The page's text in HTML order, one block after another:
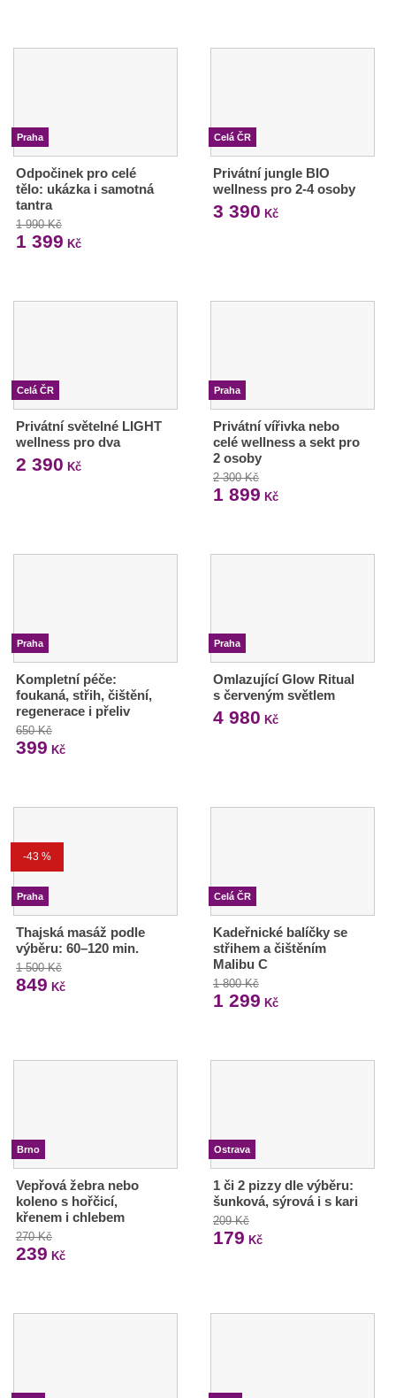
Praha
Odpočinek pro celé
tělo: ukázka i samotná
tantra
1 990 Kč
1 399 Kč
Celá ČR
Privátní jungle BIO
wellness pro 2-4 osoby
3 390 Kč
Celá ČR
Privátní světelné LIGHT
wellness pro dva
2 390 Kč
Praha
Privátní vířivka nebo
celé wellness a sekt pro
2 osoby
2 300 Kč
1 899 Kč
Praha
Kompletní péče:
foukaná, střih, čištění,
regenerace i přeliv
650 Kč
399 Kč
Praha
Omlazující Glow Ritual
s červeným světlem
4 980 Kč
-43 %
Praha
Thajská masáž podle
výběru: 60–120 min.
1 500 Kč
849 Kč
Celá ČR
Kadeřnické balíčky se
střihem a čištěním
Malibu C
1 800 Kč
1 299 Kč
Brno
Vepřová žebra nebo
koleno s hořčicí,
křenem i chlebem
270 Kč
239 Kč
Ostrava
1 či 2 pizzy dle výběru:
šunková, sýrová i s kari
209 Kč
179 Kč